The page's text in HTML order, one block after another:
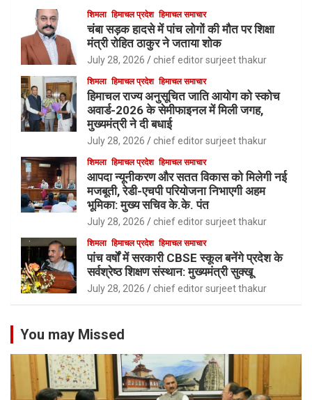
शिमला हिमाचल प्रदेश हिमाचल समाचार
चंबा सड़क हादसे में पांच लोगों की मौत पर शिक्षा
मंत्री रोहित ठाकुर ने जताया शोक
July 28, 2026 chief editor surjeet thakur
शिमला हिमाचल प्रदेश हिमाचल समाचार
हिमाचल राज्य अनुसूचित जाति आयोग को स्कोच
अवार्ड-2026 के सेमीफाइनल में मिली जगह,
मुख्यमंत्री ने दी बधाई
July 28, 2026 chief editor surjeet thakur
शिमला हिमाचल प्रदेश हिमाचल समाचार
आपदा न्यूनीकरण और सतत विकास को मिलेगी नई
मजबूती, रेडी-एचपी परियोजना निभाएगी अहम
भूमिका: मुख्य सचिव के.के. पंत
July 28, 2026 chief editor surjeet thakur
शिमला हिमाचल प्रदेश हिमाचल समाचार
पांच वर्षों में सरकारी CBSE स्कूल बनेंगे प्रदेश के
सर्वश्रेष्ठ शिक्षण संस्थान: मुख्यमंत्री सुक्खू
July 28, 2026 chief editor surjeet thakur
You may Missed